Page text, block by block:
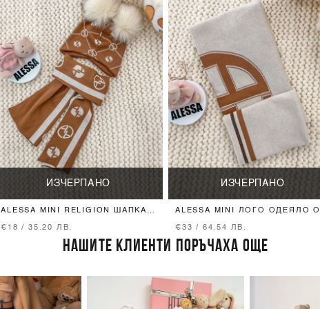
ИЗЧЕРПАНО
ALESSA MINI RELIGION ШАПКА
€18 / 35.20 ЛВ.
ИЗЧЕРПАНО
ALESSA MINI ЛОГО ОДЕЯЛО
€33 / 64.54 ЛВ.
НАШИТЕ КЛИЕНТИ ПОРЪЧАХА ОЩЕ